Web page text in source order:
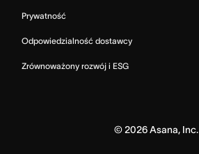
Prywatność
Odpowiedzialność dostawcy
Zrównoważony rozwój i ESG
© 2026Asana, Inc.